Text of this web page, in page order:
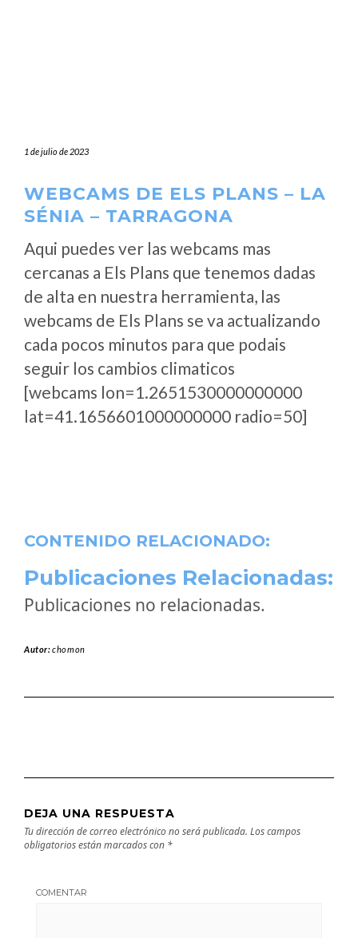
1 de julio de 2023
WEBCAMS DE ELS PLANS – LA
SÉNIA – TARRAGONA
Aqui puedes ver las webcams mas
cercanas a Els Plans que tenemos dadas
de alta en nuestra herramienta, las
webcams de Els Plans se va actualizando
cada pocos minutos para que podais
seguir los cambios climaticos
[webcams lon=1.2651530000000000
lat=41.1656601000000000 radio=50]
CONTENIDO RELACIONADO:
Publicaciones Relacionadas:
Publicaciones no relacionadas.
Autor:chomon
DEJA UNA RESPUESTA
Tu dirección de correo electrónico no será publicada. Los campos
obligatorios están marcados con *
COMENTAR